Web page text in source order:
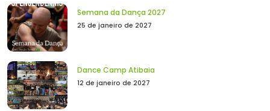
Semana da Dança 2027
25 de janeiro de 2027
Dance Camp Atibaia
12 de janeiro de 2027